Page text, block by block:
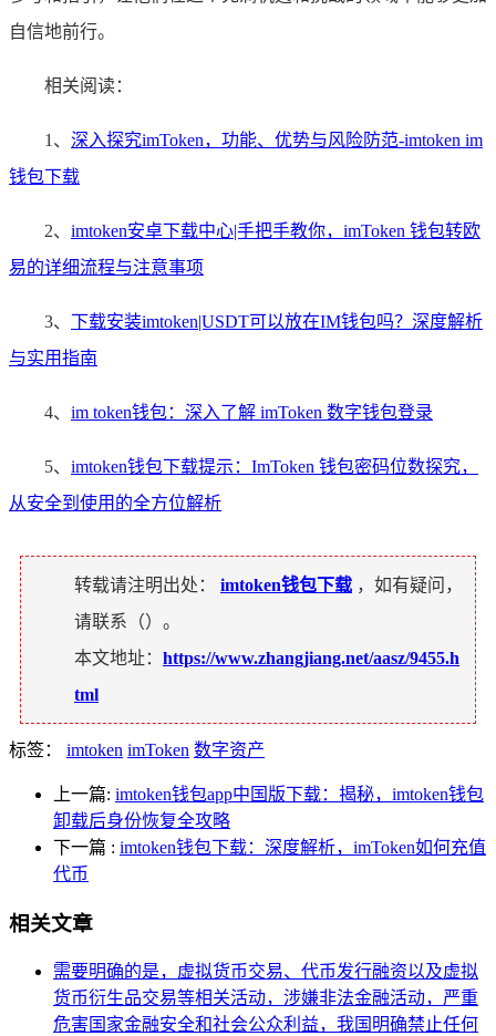
自信地前行。
相关阅读：
1、 深入探究imToken，功能、优势与风险防范-imtoken im
钱包下载
2、 imtoken安卓下载中心|手把手教你，imToken 钱包转欧
易的详细流程与注意事项
3、 下载安装imtoken|USDT可以放在IM钱包吗？深度解析
与实用指南
4、 im token钱包：深入了解 imToken 数字钱包登录
5、 imtoken钱包下载提示：ImToken 钱包密码位数探究，
从安全到使用的全方位解析
转载请注明出处： imtoken钱包下载 ，如有疑问，
请联系（）。
本文地址： https://www.zhangjiang.net/aasz/9455.h
tml
标签： imtoken imToken 数字资产
上一篇: imtoken钱包app中国版下载：揭秘，imtoken钱包
卸载后身份恢复全攻略
下一篇 : imtoken钱包下载：深度解析，imToken如何充值
代币
相关文章
需要明确的是，虚拟货币交易、代币发行融资以及虚拟
货币衍生品交易等相关活动，涉嫌非法金融活动，严重
危害国家金融安全和社会公众利益，我国明确禁止任何